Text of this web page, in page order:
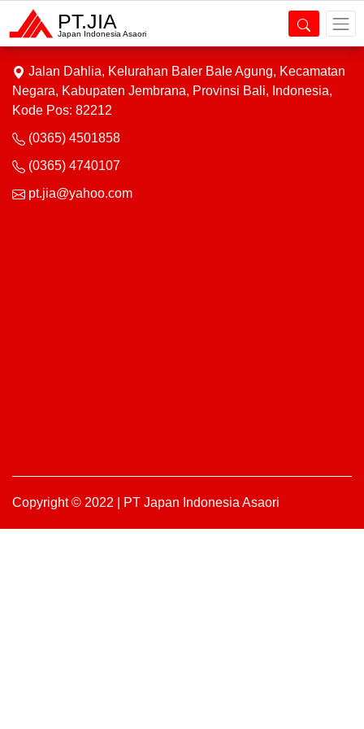
PT.JIA
Japan Indonesia Asaori
Alamat Kami
Jalan Dahlia, Kelurahan Baler Bale Agung, Kecamatan
Negara, Kabupaten Jembrana, Provinsi Bali, Indonesia,
Kode Pos: 82212
(0365) 4501858
(0365) 4740107
pt.jia@yahoo.com
Copyright © 2022 | PT Japan Indonesia Asaori